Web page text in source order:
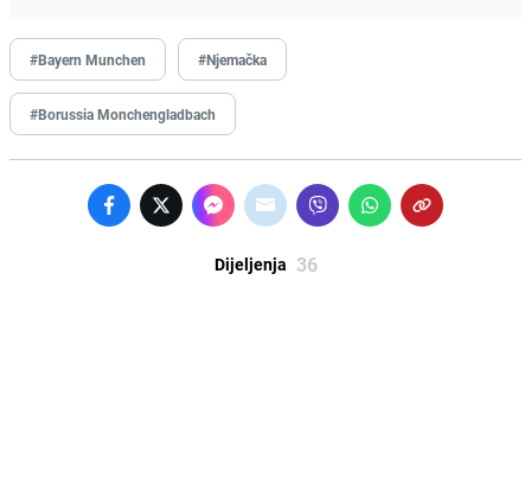
#Bayern Munchen #Njemačka
#Borussia Monchengladbach
Dijeljenja 36